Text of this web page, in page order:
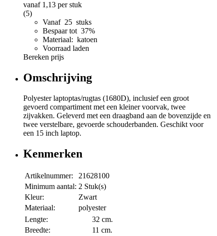
vanaf 1,13 per stuk
(5)
Vanaf 25 stuks
Bespaar tot 37%
Materiaal: katoen
Voorraad laden
Bereken prijs
Omschrijving
Polyester laptoptas/rugtas (1680D), inclusief een groot
gevoerd compartiment met een kleiner voorvak, twee
zijvakken. Geleverd met een draagband aan de bovenzijde en
twee verstelbare, gevoerde schouderbanden. Geschikt voor
een 15 inch laptop.
Kenmerken
Artikelnummer:
21628100
Minimum aantal: 2 Stuk(s)
Kleur:
Zwart
Materiaal:
polyester
Lengte:
32 cm.
Breedte:
11 cm.